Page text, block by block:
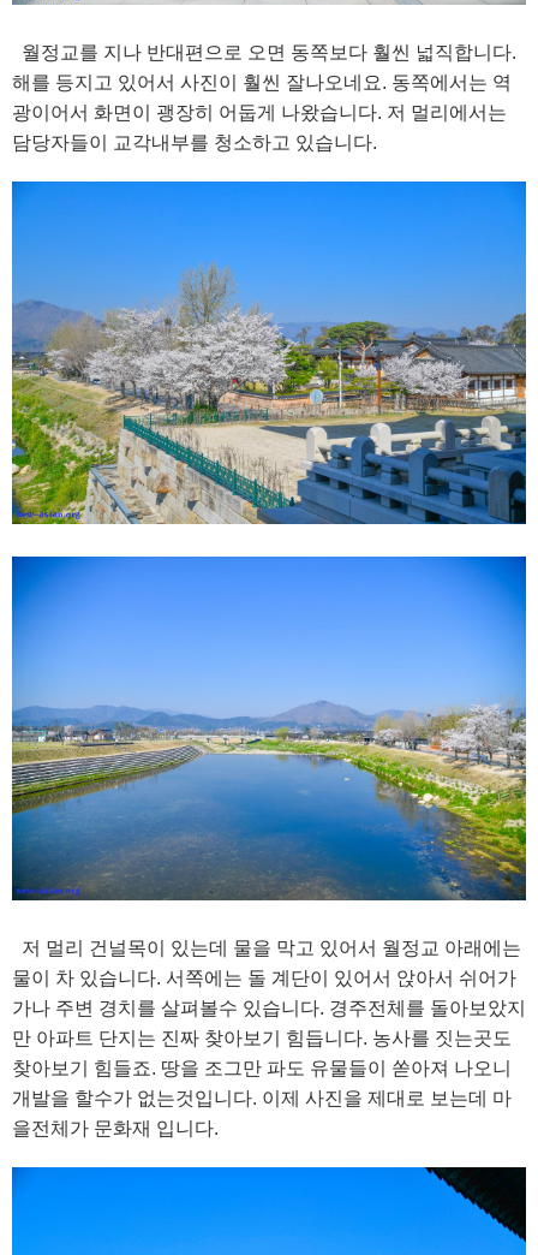
월정교를 지나 반대편으로 오면 동쪽보다 훨씬 넓직합니다.
해를 등지고 있어서 사진이 훨씬 잘나오네요. 동쪽에서는 역
광이어서 화면이 괭장히 어둡게 나왔습니다. 저 멀리에서는
담당자들이 교각내부를 청소하고 있습니다.
저 멀리 건널목이 있는데 물을 막고 있어서 월정교 아래에는
물이 차 있습니다. 서쪽에는 돌 계단이 있어서 앉아서 쉬어가
가나 주변 경치를 살펴볼수 있습니다. 경주전체를 돌아보았지
만 아파트 단지는 진짜 찾아보기 힘듭니다. 농사를 짓는곳도
찾아보기 힘들죠. 땅을 조그만 파도 유물들이 쏟아져 나오니
개발을 할수가 없는것입니다. 이제 사진을 제대로 보는데 마
을전체가 문화재 입니다.